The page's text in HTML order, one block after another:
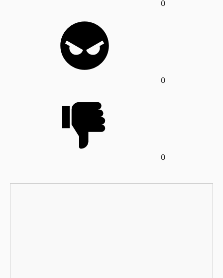
0
0
0